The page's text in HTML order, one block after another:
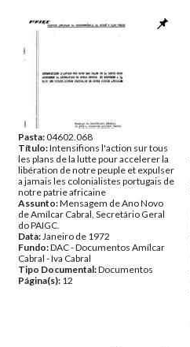
Pasta:04602.068
Título:Intensifions l'action sur tous
les plans de la lutte pour accelerer la
libération de notre peuple et expulser
a jamais les colonialistes portugais de
notre patrie africaine
Assunto:Mensagem de Ano Novo
de Amílcar Cabral, Secretário Geral
do PAIGC.
Data:Janeiro de 1972
Fundo:DAC - Documentos Amílcar
Cabral - Iva Cabral
Tipo Documental:Documentos
Página(s): 12